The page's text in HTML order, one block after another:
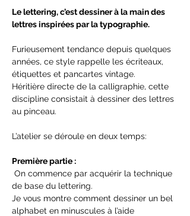
Le lettering, c’est dessiner à la main des
lettres inspirées par la typographie.
Furieusement tendance depuis quelques
années, ce style rappelle les écriteaux,
étiquettes et pancartes vintage.
Héritière directe de la calligraphie, cette
discipline consistait à dessiner des lettres
au pinceau.
L’atelier se déroule en deux temps:
Première partie :
On commence par acquérir la technique
de base du lettering.
Je vous montre comment dessiner un bel
alphabet en minuscules à l’aide